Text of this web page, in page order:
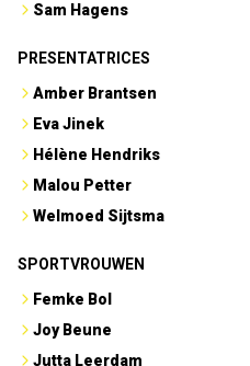
Sam Hagens
PRESENTATRICES
Amber Brantsen
Eva Jinek
Hélène Hendriks
Malou Petter
Welmoed Sijtsma
SPORTVROUWEN
Femke Bol
Joy Beune
Jutta Leerdam